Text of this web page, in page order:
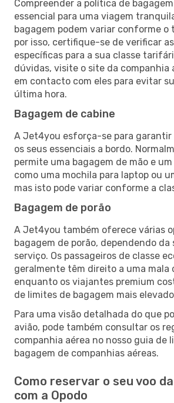
Compreender a política de
essencial para uma viagem
bagagem podem variar conforme o
por isso, certifique-se de verificar
específicas para a sua classe
dúvidas, visite o site da companhia
em contacto com eles para evitar
última hora.
Bagagem de cabine
A Jet4you esforça-se para garantir
os seus essenciais a bordo.
permite uma bagagem de mão e
como uma mochila para laptop ou
mas isto pode variar conforme a
Bagagem de porão
A Jet4you também oferece várias
bagagem de porão, dependendo da
serviço. Os passageiros de classe
geralmente têm direito a uma mala
enquanto os viajantes premium
de limites de bagagem mais
Para uma visão detalhada do que
avião, pode também consultar os
companhia aérea no nosso guia de
bagagem de companhias aéreas.
Como reservar o seu voo
com a Opodo